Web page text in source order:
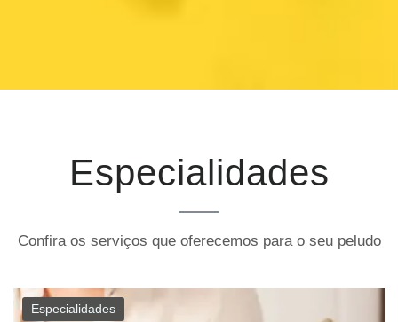
Especialidades
Confira os serviços que oferecemos para o seu peludo
Especialidades